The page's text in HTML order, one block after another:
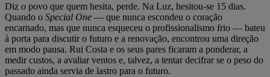
Diz o povo que quem hesita, perde. Na Luz, hesitou-se 15 dias.
Quando o Special One — que nunca escondeu o coração
encarnado, mas que nunca esqueceu o profissionalismo frio — bateu
à porta para discutir o futuro e a renovação, encontrou uma direção
em modo pausa. Rui Costa e os seus pares ficaram a ponderar, a
medir custos, a avaliar ventos e, talvez, a tentar decifrar se o peso do
passado ainda servia de lastro para o futuro.